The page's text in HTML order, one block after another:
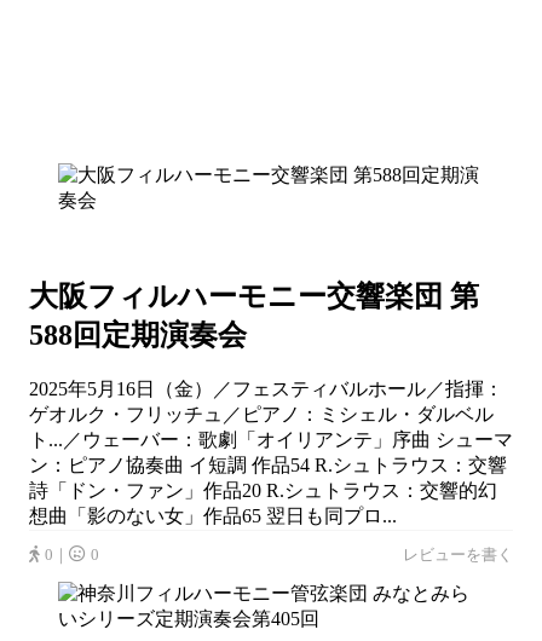
大阪フィルハーモニー交響楽団 第
588回定期演奏会
2025年5月16日（金）／フェスティバルホール／指揮：
ゲオルク・フリッチュ／ピアノ：ミシェル・ダルベル
ト...／ウェーバー：歌劇「オイリアンテ」序曲 シューマ
ン：ピアノ協奏曲 イ短調 作品54 R.シュトラウス：交響
詩「ドン・ファン」作品20 R.シュトラウス：交響的幻
想曲「影のない女」作品65 翌日も同プロ...
0｜ 0 レビューを書く